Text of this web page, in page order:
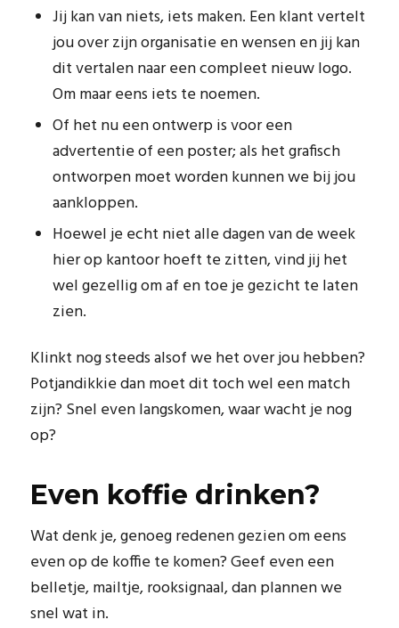
Jij kan van niets, iets maken. Een klant vertelt
jou over zijn organisatie en wensen en jij kan
dit vertalen naar een compleet nieuw logo.
Om maar eens iets te noemen.
Of het nu een ontwerp is voor een
advertentie of een poster; als het grafisch
ontworpen moet worden kunnen we bij jou
aankloppen.
Hoewel je echt niet alle dagen van de week
hier op kantoor hoeft te zitten, vind jij het
wel gezellig om af en toe je gezicht te laten
zien.
Klinkt nog steeds alsof we het over jou hebben?
Potjandikkie dan moet dit toch wel een match
zijn? Snel even langskomen, waar wacht je nog
op?
Even koffie drinken?
Wat denk je, genoeg redenen gezien om eens
even op de koffie te komen? Geef even een
belletje, mailtje, rooksignaal, dan plannen we
snel wat in.